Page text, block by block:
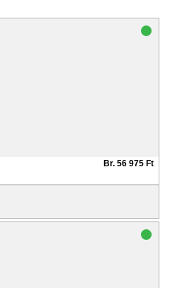
Br. 56 975 Ft